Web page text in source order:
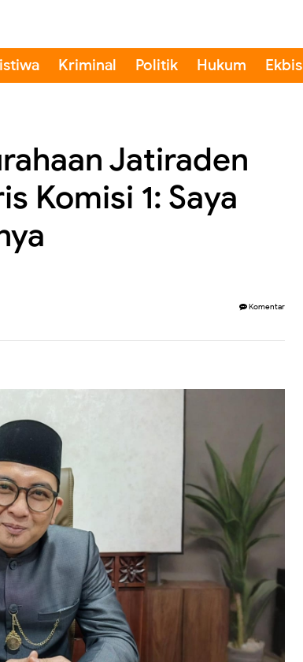
Kriminal Politik Hukum Ekbis
Jatiraden
Komisi 1: Saya
Komentar